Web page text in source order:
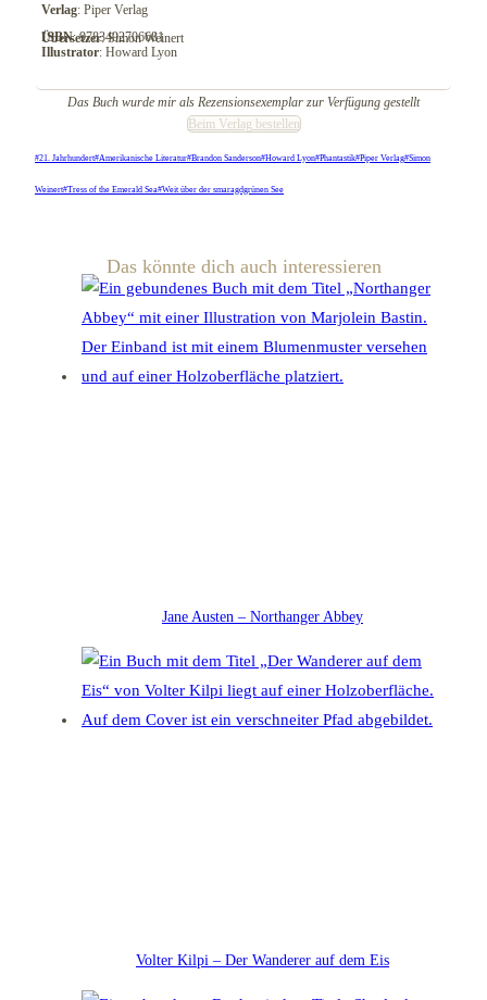
Verlag: Piper Verlag
ISBN: 9783492706681
Übersetzer: Simon Weinert
Illustrator: Howard Lyon
Das Buch wurde mir als Rezensionsexemplar zur Verfügung gestellt
Beim Verlag bestellen
Schlagworte:
#21. Jahrhundert#Amerikanische Literatur#Brandon Sanderson#Howard Lyon#Phantastik#Piper Verlag#Simon
Weinert#Tress of the Emerald Sea#Weit über der smaragdgrünen See
Das könnte dich auch interessieren
Jane Austen – Northanger Abbey
Volter Kilpi – Der Wanderer auf dem Eis